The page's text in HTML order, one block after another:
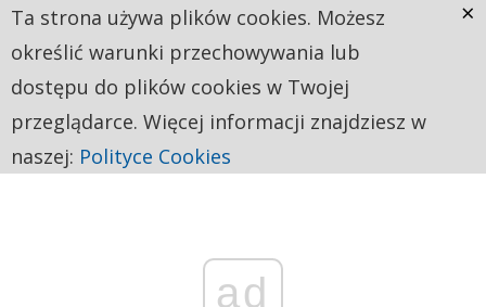
ad
Ta strona używa plików cookies. Możesz
określić warunki przechowywania lub
dostępu do plików cookies w Twojej
przeglądarce. Więcej informacji znajdziesz w
naszej: Polityce Cookies
×